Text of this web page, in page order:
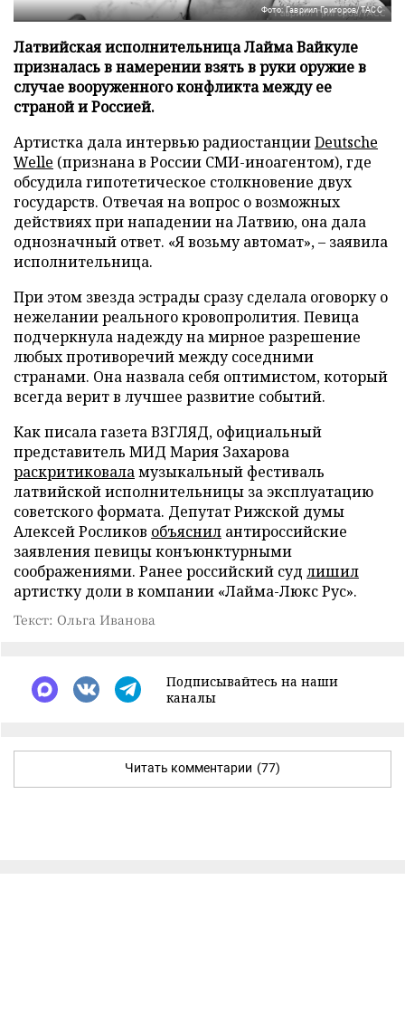
Фото: Гавриил Григоров/ТАСС
Латвийская исполнительница Лайма Вайкуле
призналась в намерении взять в руки оружие в
случае вооруженного конфликта между ее
страной и Россией.
Артистка дала интервью радиостанцииDeutsche
Welle (признана в России СМИ-иноагентом), где
обсудила гипотетическое столкновение двух
государств. Отвечая на вопрос о возможных
действиях при нападении на Латвию, она дала
однозначный ответ. «Я возьму автомат», – заявила
исполнительница.
При этом звезда эстрады сразу сделала оговорку о
нежелании реального кровопролития. Певица
подчеркнула надежду на мирное разрешение
любых противоречий между соседними
странами. Она назвала себя оптимистом, который
всегда верит в лучшее развитие событий.
Как писала газета ВЗГЛЯД, официальный
представитель МИД Мария Захарова
раскритиковаламузыкальный фестиваль
латвийской исполнительницы за эксплуатацию
советского формата. Депутат Рижской думы
Алексей Росликов объяснил антироссийские
заявления певицы конъюнктурными
соображениями. Ранее российский суд лишил
артистку доли в компании «Лайма-Люкс Рус».
Текст: Ольга Иванова
Подписывайтесь на наши
каналы
Читать комментарии (77)